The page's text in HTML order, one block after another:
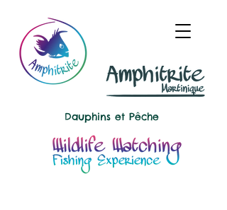
Dauphins et Pêche